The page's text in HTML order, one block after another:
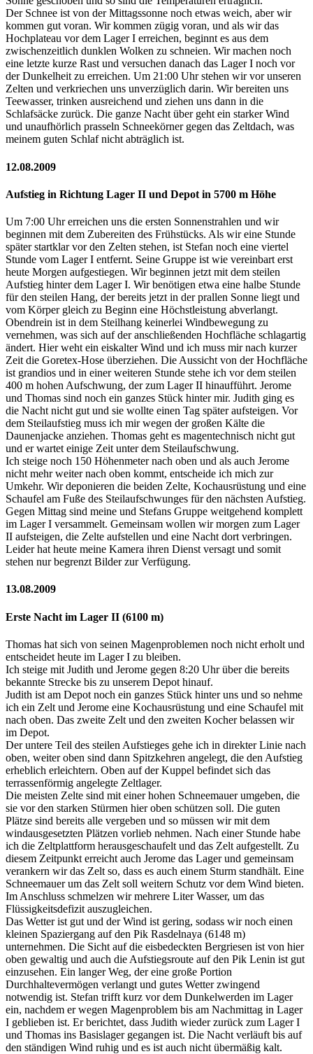
Der Schnee ist von der Mittagssonne noch etwas weich, aber wir
kommen gut voran. Wir kommen zügig voran, und als wir das
Hochplateau vor dem Lager I erreichen, beginnt es aus dem
zwischenzeitlich dunklen Wolken zu schneien. Wir machen noch
eine letzte kurze Rast und versuchen danach das Lager I noch vor
der Dunkelheit zu erreichen. Um 21:00 Uhr stehen wir vor unseren
Zelten und verkriechen uns unverzüglich darin. Wir bereiten uns
Teewasser, trinken ausreichend und ziehen uns dann in die
Schlafsäcke zurück. Die ganze Nacht über geht ein starker Wind
und unaufhörlich prasseln Schneekörner gegen das Zeltdach, was
meinem guten Schlaf nicht abträglich ist.
12.08.2009
Aufstieg in Richtung Lager II und Depot in 5700 m Höhe
Um 7:00 Uhr erreichen uns die ersten Sonnenstrahlen und wir
beginnen mit dem Zubereiten des Frühstücks. Als wir eine Stunde
später startklar vor den Zelten stehen, ist Stefan noch eine viertel
Stunde vom Lager I entfernt. Seine Gruppe ist wie vereinbart erst
heute Morgen aufgestiegen. Wir beginnen jetzt mit dem steilen
Aufstieg hinter dem Lager I. Wir benötigen etwa eine halbe Stunde
für den steilen Hang, der bereits jetzt in der prallen Sonne liegt und
vom Körper gleich zu Beginn eine Höchstleistung abverlangt.
Obendrein ist in dem Steilhang keinerlei Windbewegung zu
vernehmen, was sich auf der anschließenden Hochfläche schlagartig
ändert. Hier weht ein eiskalter Wind und ich muss mir nach kurzer
Zeit die Goretex-Hose überziehen. Die Aussicht von der Hochfläche
ist grandios und in einer weiteren Stunde stehe ich vor dem steilen
400 m hohen Aufschwung, der zum Lager II hinaufführt. Jerome
und Thomas sind noch ein ganzes Stück hinter mir. Judith ging es
die Nacht nicht gut und sie wollte einen Tag später aufsteigen. Vor
dem Steilaufstieg muss ich mir wegen der großen Kälte die
Daunenjacke anziehen. Thomas geht es magentechnisch nicht gut
und er wartet einige Zeit unter dem Steilaufschwung.
Ich steige noch 150 Höhenmeter nach oben und als auch Jerome
nicht mehr weiter nach oben kommt, entscheide ich mich zur
Umkehr. Wir deponieren die beiden Zelte, Kochausrüstung und eine
Schaufel am Fuße des Steilaufschwunges für den nächsten Aufstieg.
Gegen Mittag sind meine und Stefans Gruppe weitgehend komplett
im Lager I versammelt. Gemeinsam wollen wir morgen zum Lager
II aufsteigen, die Zelte aufstellen und eine Nacht dort verbringen.
Leider hat heute meine Kamera ihren Dienst versagt und somit
stehen nur begrenzt Bilder zur Verfügung.
13.08.2009
Erste Nacht im Lager II (6100 m)
Thomas hat sich von seinen Magenproblemen noch nicht erholt und
entscheidet heute im Lager I zu bleiben.
Ich steige mit Judith und Jerome gegen 8:20 Uhr über die bereits
bekannte Strecke bis zu unserem Depot hinauf.
Judith ist am Depot noch ein ganzes Stück hinter uns und so nehme
ich ein Zelt und Jerome eine Kochausrüstung und eine Schaufel mit
nach oben. Das zweite Zelt und den zweiten Kocher belassen wir
im Depot.
Der untere Teil des steilen Aufstieges gehe ich in direkter Linie nach
oben, weiter oben sind dann Spitzkehren angelegt, die den Aufstieg
erheblich erleichtern. Oben auf der Kuppel befindet sich das
terrassenförmig angelegte Zeltlager.
Die meisten Zelte sind mit einer hohen Schneemauer umgeben, die
sie vor den starken Stürmen hier oben schützen soll. Die guten
Plätze sind bereits alle vergeben und so müssen wir mit dem
windausgesetzten Plätzen vorlieb nehmen. Nach einer Stunde habe
ich die Zeltplattform herausgeschaufelt und das Zelt aufgestellt. Zu
diesem Zeitpunkt erreicht auch Jerome das Lager und gemeinsam
verankern wir das Zelt so, dass es auch einem Sturm standhält. Eine
Schneemauer um das Zelt soll weitern Schutz vor dem Wind bieten.
Im Anschluss schmelzen wir mehrere Liter Wasser, um das
Flüssigkeitsdefizit auszugleichen.
Das Wetter ist gut und der Wind ist gering, sodass wir noch einen
kleinen Spaziergang auf den Pik Rasdelnaya (6148 m)
unternehmen. Die Sicht auf die eisbedeckten Bergriesen ist von hier
oben gewaltig und auch die Aufstiegsroute auf den Pik Lenin ist gut
einzusehen. Ein langer Weg, der eine große Portion
Durchhaltevermögen verlangt und gutes Wetter zwingend
notwendig ist. Stefan trifft kurz vor dem Dunkelwerden im Lager
ein, nachdem er wegen Magenproblem bis am Nachmittag in Lager
I geblieben ist. Er berichtet, dass Judith wieder zurück zum Lager I
und Thomas ins Basislager gegangen ist. Die Nacht verläuft bis auf
den ständigen Wind ruhig und es ist auch nicht übermäßig kalt.